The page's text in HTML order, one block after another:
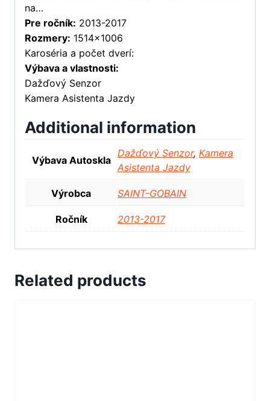
na…
Pre ročník: 2013-2017
Rozmery: 1514×1006
Karoséria a počet dverí:
Výbava a vlastnosti:
Dažďový Senzor
Kamera Asistenta Jazdy
Additional information
Výbava Autoskla
Dažďový Senzor, Kamera
Asistenta Jazdy
Výrobca SAINT-GOBAIN
Ročník 2013-2017
Related products